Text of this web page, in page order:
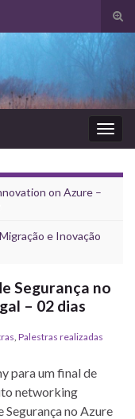
on Azure –
e Inovação
Segurança no
– 02 dias
Palestras realizadas
para um final de
networking
no Azure